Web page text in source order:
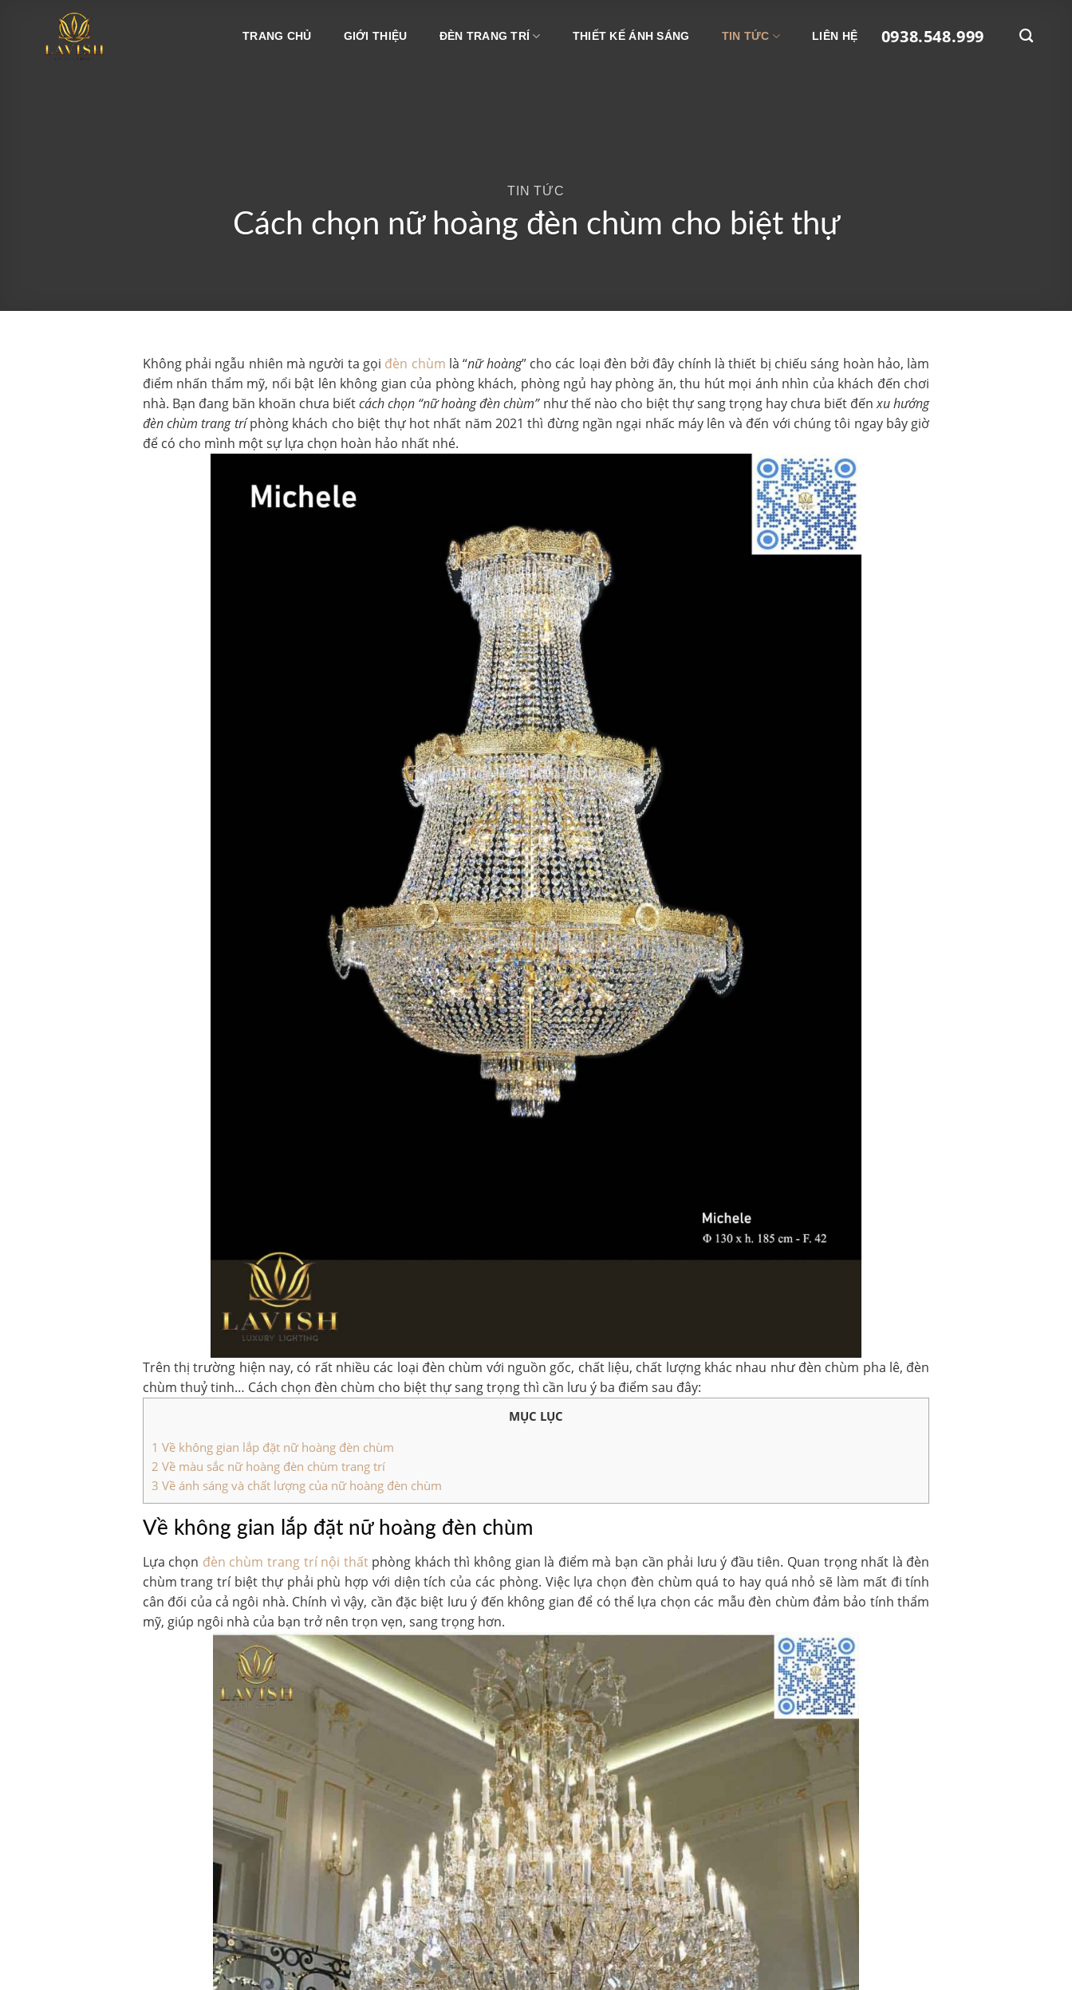
TRANG CHỦ GIỚI THIỆU ĐÈN TRANG TRÍ THIẾT KẾ ÁNH SÁNG TIN TỨC LIÊN HỆ 0938.548.999
TIN TỨC
Cách chọn nữ hoàng đèn chùm cho biệt thự
Không phải ngẫu nhiên mà người ta gọi đèn chùm là “nữ hoàng” cho các loại đèn bởi đây chính là thiết bị chiếu sáng hoàn hảo, làm
điểm nhấn thẩm mỹ, nổi bật lên không gian của phòng khách, phòng ngủ hay phòng ăn, thu hút mọi ánh nhìn của khách đến chơi
nhà. Bạn đang băn khoăn chưa biếtcách chọn “nữ hoàng đèn chùm” như thế nào cho biệt thự sang trọng hay chưa biết đếnxu hướng
đèn chùm trang tríphòng khách cho biệt thự hot nhất năm 2021 thì đừng ngần ngại nhấc máy lên và đến với chúng tôi ngay bây giờ
để có cho mình một sự lựa chọn hoàn hảo nhất nhé.
Trên thị trường hiện nay, có rất nhiều các loại đèn chùm với nguồn gốc, chất liệu, chất lượng khác nhau như đèn chùm pha lê, đèn
chùm thuỷ tinh… Cách chọn đèn chùm cho biệt thự sang trọng thì cần lưu ý ba điểm sau đây:
MỤC LỤC
1 Về không gian lắp đặt nữ hoàng đèn chùm
2 Về màu sắc nữ hoàng đèn chùm trang trí
3 Về ánh sáng và chất lượng của nữ hoàng đèn chùm
Về không gian lắp đặt nữ hoàng đèn chùm
Lựa chọn đèn chùm trang trí nội thấtphòng khách thì không gian là điểm mà bạn cần phải lưu ý đầu tiên. Quan trọng nhất là đèn
chùm trang trí biệt thự phải phù hợp với diện tích của các phòng. Việc lựa chọn đèn chùm quá to hay quá nhỏ sẽ làm mất đi tính
cân đối của cả ngôi nhà. Chính vì vậy, cần đặc biệt lưu ý đến không gian để có thể lựa chọn các mẫu đèn chùm đảm bảo tính thẩm
mỹ, giúp ngôi nhà của bạn trở nên trọn vẹn, sang trọng hơn.